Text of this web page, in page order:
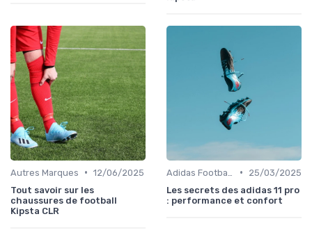
Autres Marques • 12/06/2025
Tout savoir sur les
chaussures de football
Kipsta CLR
•
25/03/2025
Les secrets des adidas 11 pro
: performance et confort